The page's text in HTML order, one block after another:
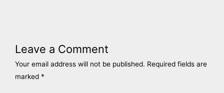
Leave a Comment
Your email address will not be published. Required fields are
marked *